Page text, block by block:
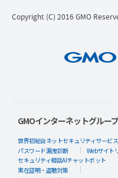
Copyright (C) 2016 GMO
GMOインターネットグルー
世界初総合ネットセキュリティサービ
パスワード漏洩診断
Webサイト
セキュリティ相談AIチャットボット
実在証明・盗聴対策